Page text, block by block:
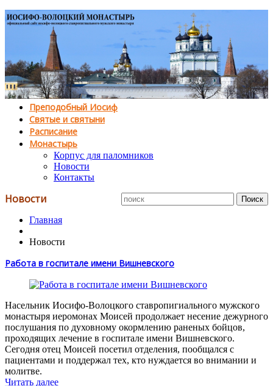
Преподобный Иосиф
Святые и святыни
Расписание
Монастырь
Корпус для паломников
Новости
Контакты
Новости
Главная
Новости
Работа в госпитале имени Вишневского
Насельник Иосифо-Волоцкого ставропигиального мужского
монастыря иеромонах Моисей продолжает несение дежурного
послушания по духовному окормлению раненых бойцов,
проходящих лечение в госпитале имени Вишневского.
Сегодня отец Моисей посетил отделения, пообщался с
пациентами и поддержал тех, кто нуждается во внимании и
молитве.
Читать далее